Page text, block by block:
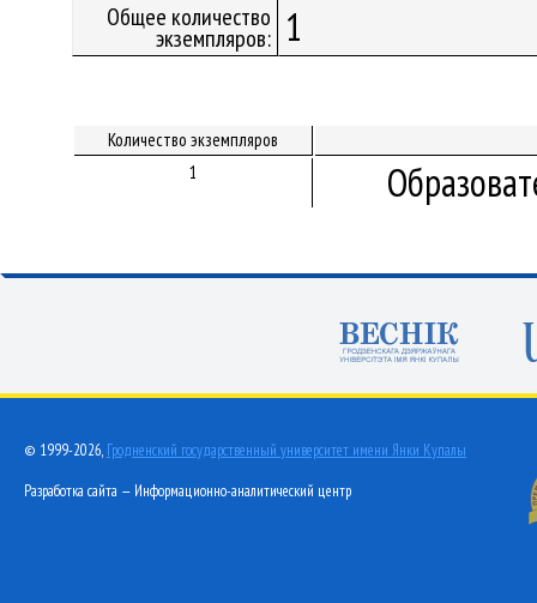
Общее количество
экземпляров: 1
Количество экземпляров
1
© 1999-2026, Гродненский государственный университет имени Янки Купалы
Разработка сайта — Информационно-аналитический центр